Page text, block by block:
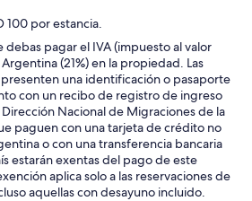
100 por estancia.
debas pagar el IVA (impuesto al valor
(21%) en la propiedad. Las
una identificación o pasaporte
con un recibo de registro de ingreso
Nacional de Migraciones de la
paguen con una tarjeta de crédito no
o con una transferencia bancaria
estarán exentas del pago de este
aplica solo a las reservaciones de
aquellas con desayuno incluido.